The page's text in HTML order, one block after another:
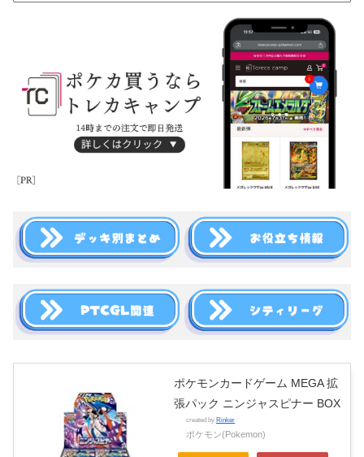
ポケモンカードゲーム MEGA 拡
張パック ニンジャスピナー BOX
created by Rinker
ポケモン(Pokemon)